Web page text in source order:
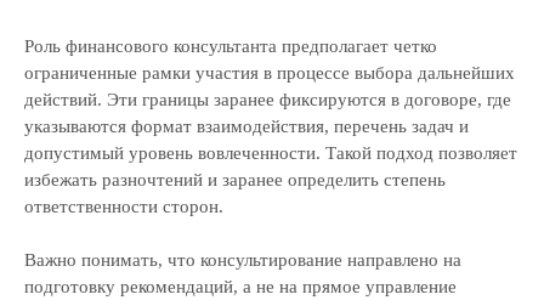
Роль финансового консультанта предполагает четко
ограниченные рамки участия в процессе выбора дальнейших
действий. Эти границы заранее фиксируются в договоре, где
указываются формат взаимодействия, перечень задач и
допустимый уровень вовлеченности. Такой подход позволяет
избежать разночтений и заранее определить степень
ответственности сторон.
Важно понимать, что консультирование направлено на
подготовку рекомендаций, а не на прямое управление
информационных материалов
Отправить заявку